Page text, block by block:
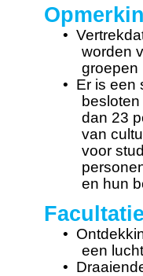
•
worden
groepen
• Er is een
dan 23
van
voor
en hun
•
een
•